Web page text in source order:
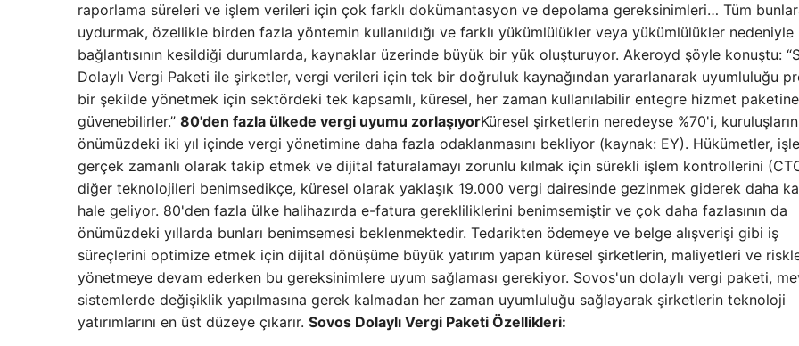
raporlama süreleri ve işlem verileri için çok farklı dokümantasyon ve depolama gereksinimleri… Tüm
uydurmak, özellikle birden fazla yöntemin kullanıldığı ve farklı yükümlülükler veya yükümlülükler nedeniyle
bağlantısının kesildiği durumlarda, kaynaklar üzerinde büyük bir yük oluşturuyor. Akeroyd şöyle konuştu:
Dolaylı Vergi Paketi ile şirketler, vergi verileri için tek bir doğruluk kaynağından yararlanarak uyumluluğu
bir şekilde yönetmek için sektördeki tek kapsamlı, küresel, her zaman kullanılabilir entegre hizmet paketine
güvenebilirler.” 80'den fazla ülkede vergi uyumu zorlaşıyorKüresel şirketlerin neredeyse %70'i,
önümüzdeki iki yıl içinde vergi yönetimine daha fazla odaklanmasını bekliyor (kaynak: EY). Hükümetler,
gerçek zamanlı olarak takip etmek ve dijital faturalamayı zorunlu kılmak için sürekli işlem kontrollerini
diğer teknolojileri benimsedikçe, küresel olarak yaklaşık 19.000 vergi dairesinde gezinmek giderek daha
hale geliyor. 80'den fazla ülke halihazırda e-fatura gerekliliklerini benimsemiştir ve çok daha fazlasının da
önümüzdeki yıllarda bunları benimsemesi beklenmektedir. Tedarikten ödemeye ve belge alışverişi gibi iş
süreçlerini optimize etmek için dijital dönüşüme büyük yatırım yapan küresel şirketlerin, maliyetleri ve
yönetmeye devam ederken bu gereksinimlere uyum sağlaması gerekiyor. Sovos'un dolaylı vergi paketi,
sistemlerde değişiklik yapılmasına gerek kalmadan her zaman uyumluluğu sağlayarak şirketlerin teknoloji
yatırımlarını en üst düzeye çıkarır. Sovos Dolaylı Vergi Paketi Özellikleri: